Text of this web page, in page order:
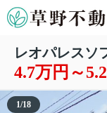
レオパレスソ
4.7万円～
1/18